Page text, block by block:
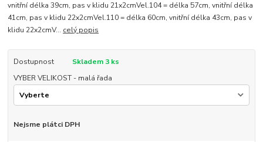
vnitřní délka 39cm, pas v klidu 21x2cmVel.104 = délka 57cm, vnitřní délka
41cm, pas v klidu 22x2cmVel.110 = délka 60cm, vnitřní délka 43cm, pas v
klidu 22x2cmV... celý popis
Dostupnost
Skladem 3 ks
VYBER VELIKOST - malá řada
Nejsme plátci DPH